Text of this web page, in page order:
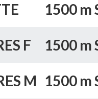
1500 m
F 1500 m
M 1500 m